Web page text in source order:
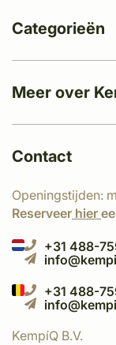
Meer over
Categorieën
Contact
Openingstijden:
Reserveer hier
+31 488-
+31 488-
KempíQ B.V.